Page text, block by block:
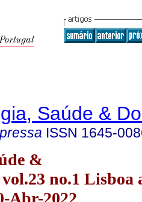
Saúde &
ISSN 1645-
&
vol.23 no.1 Lisboa
Abr-2022